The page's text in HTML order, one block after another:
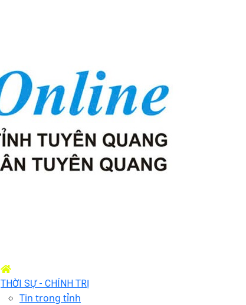
THỜI SỰ - CHÍNH TRỊ
Tin trong tỉnh